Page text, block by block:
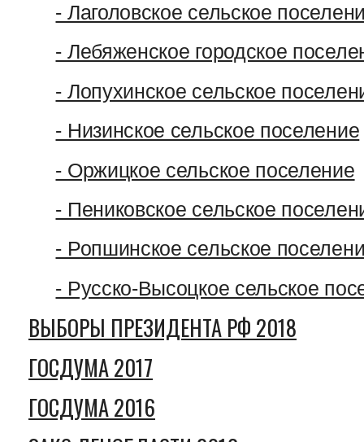
- Лаголовское сельское
- Лебяженское городское
- Лопухинское сельское
- Низинское сельское поселение
- Оржицкое сельское поселение
- Пениковское сельское
- Ропшинское сельское
- Русско-Высоцкое сельское
ВЫБОРЫ ПРЕЗИДЕНТА РФ 2018
ГОСДУМА 2017
ГОСДУМА 2016